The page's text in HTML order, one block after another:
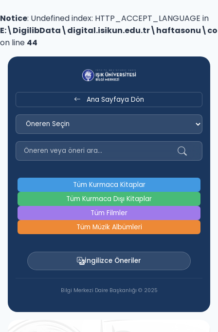
Notice: Undefined index: HTTP_ACCEPT_LANGUAGE in
on line 44
Ana Sayfaya Dön
Tüm Kurmaca Kitaplar
Tüm Kurmaca Dışı Kitaplar
Tüm Filmler
Tüm Müzik Albümleri
İngilizce Öneriler
Bilgi Merkezi Daire Başkanlığı © 2025